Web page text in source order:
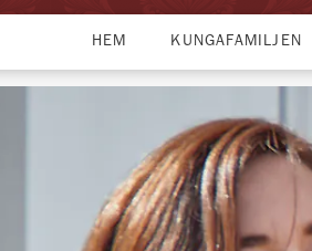
HEM KUNGAFAMILJEN